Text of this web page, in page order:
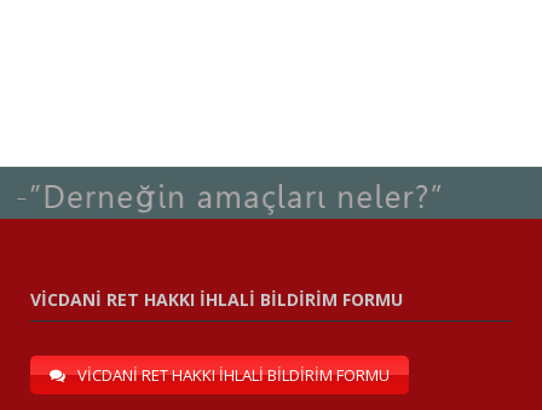
VİCDANİ RET HAKKI İHLALİ BİLDİRİM FORMU
VİCDANİ RET HAKKI İHLALİ BİLDİRİM FORMU